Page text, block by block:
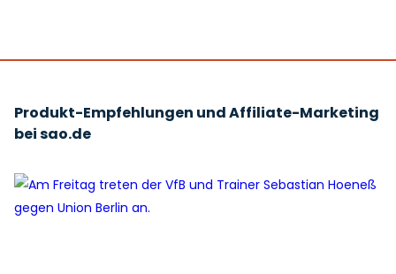
Produkt-Empfehlungen und Affiliate-Marketing
bei sao.de